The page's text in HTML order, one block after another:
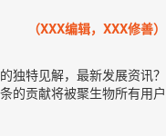
（XXX编辑，XXX修善）
独特见解，最新发展资讯？
的贡献将被聚生物所有用户